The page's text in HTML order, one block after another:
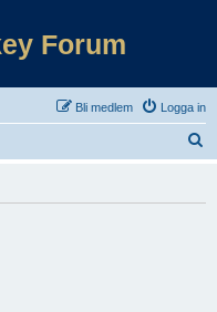
Forum
Logga in
Bli medlem